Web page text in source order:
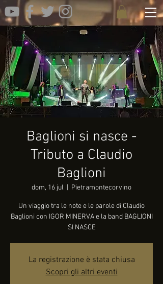
Baglioni si nasce -
Tributo a Claudio
Baglioni
dom, 16 jul Pietramontecorvino
Un viaggio tra le note e le parole di Claudio
Baglioni con IGOR MINERVA e la band BAGLIONI
SI NASCE
La registrazione è stata chiusa
Scopri gli altri eventi